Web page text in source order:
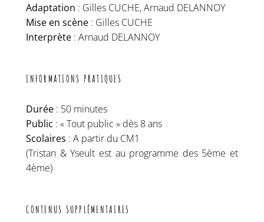
Adaptation : Gilles CUCHE, Arnaud DELANNOY
Mise en scène : Gilles CUCHE
Interprète : Arnaud DELANNOY
INFORMATIONS PRATIQUES
Durée : 50 minutes
Public : « Tout public » dès 8 ans
Scolaires : A partir du CM1
(Tristan & Yseult est au programme des 5ème et
4ème)
CONTENUS SUPPLÉMENTAIRES